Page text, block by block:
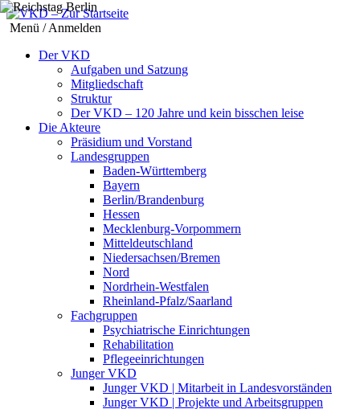
Menü / Anmelden
Der VKD
Aufgaben und Satzung
Mitgliedschaft
Struktur
Der VKD – 120 Jahre und kein bisschen leise
Die Akteure
Präsidium und Vorstand
Landesgruppen
Baden-Württemberg
Bayern
Berlin/Brandenburg
Hessen
Mecklenburg-Vorpommern
Mitteldeutschland
Niedersachsen/Bremen
Nord
Nordrhein-Westfalen
Rheinland-Pfalz/Saarland
Fachgruppen
Psychiatrische Einrichtungen
Rehabilitation
Pflegeeinrichtungen
Junger VKD
Junger VKD | Mitarbeit in Landesvorständen
Junger VKD | Projekte und Arbeitsgruppen